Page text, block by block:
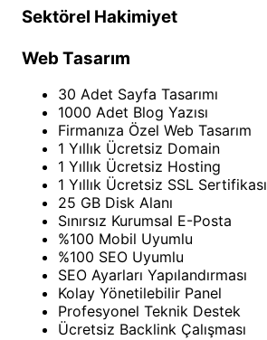
Sektörel Hakimiyet
Web Tasarım
30 Adet Sayfa Tasarımı
1000 Adet Blog Yazısı
Firmanıza Özel Web Tasarım
1 Yıllık Ücretsiz Domain
1 Yıllık Ücretsiz Hosting
1 Yıllık Ücretsiz SSL Sertifikası
25 GB Disk Alanı
Sınırsız Kurumsal E-Posta
%100 Mobil Uyumlu
%100 SEO Uyumlu
SEO Ayarları Yapılandırması
Kolay Yönetilebilir Panel
Profesyonel Teknik Destek
Ücretsiz Backlink Çalışması